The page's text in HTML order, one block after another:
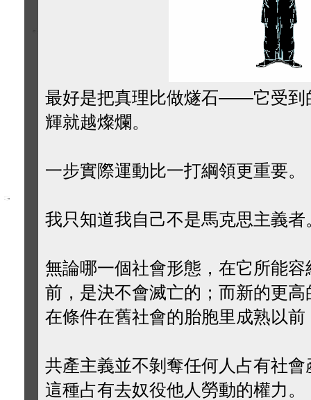
最好是把真理比做燧石——它受到
輝就越燦爛。
一步實際運動比一打綱領更重要。
我只知道我自己不是馬克思主義者
無論哪一個社會形態，在它所能
前，是決不會滅亡的；而新的更
在條件在舊社會的胎胞里成熟以
共產主義並不剝奪任何人占有社
這種占有去奴役他人勞動的權力。